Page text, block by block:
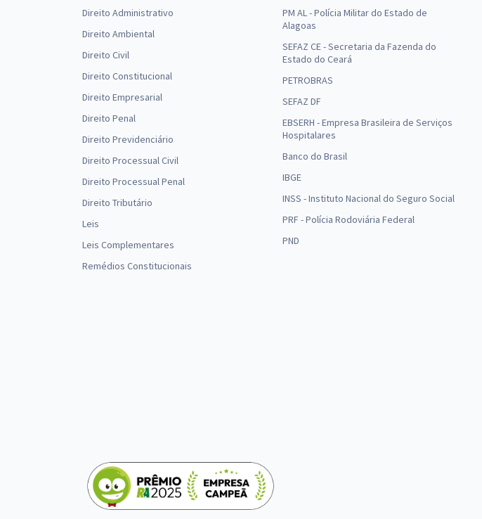
Direito Administrativo
Direito Ambiental
Direito Civil
Direito Constitucional
Direito Empresarial
Direito Penal
Direito Previdenciário
Direito Processual Civil
Direito Processual Penal
Direito Tributário
Leis
Leis Complementares
Remédios Constitucionais
PM AL - Polícia Militar do Estado de
Alagoas
SEFAZ CE - Secretaria da Fazenda do
Estado do Ceará
PETROBRAS
SEFAZ DF
EBSERH - Empresa Brasileira de Serviços
Hospitalares
Banco do Brasil
IBGE
INSS - Instituto Nacional do Seguro Social
PRF - Polícia Rodoviária Federal
PND